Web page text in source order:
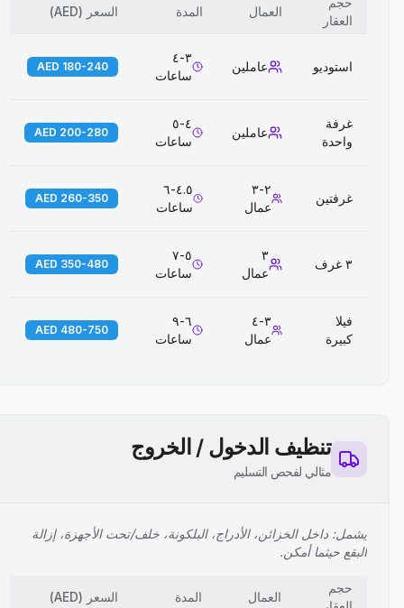
العقار
العمال المدة السعر (
AED
)
استوديو عاملين
٣-٤
ساعات
180-240 AED
غرفة
واحدة
عاملين
٤-٥
ساعات
200-280 AED
غرفتين
٢-٣
عمال
٤.٥-٦
ساعات
260-350 AED
٣ غرف
٣
عمال
٥-٧
ساعات
350-480 AED
فيلا
كبيرة
٣-٤
عمال
٦-٩
ساعات
480-750 AED
تنظيف الدخول / الخروج
مثالي لفحص التسليم
يشمل: داخل الخزائن، الأدراج، البلكونة، خلف/تحت الأجهزة، إزالة
البقع حيثما أمكن.
حجم
العمال المدة السعر (
AED
)